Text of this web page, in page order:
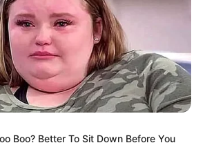
Boo? Better To Sit Down Before You